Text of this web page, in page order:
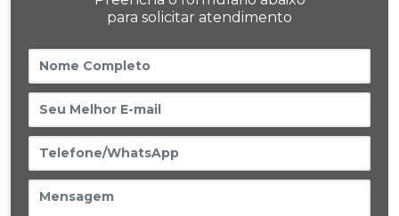
para solicitar atendimento